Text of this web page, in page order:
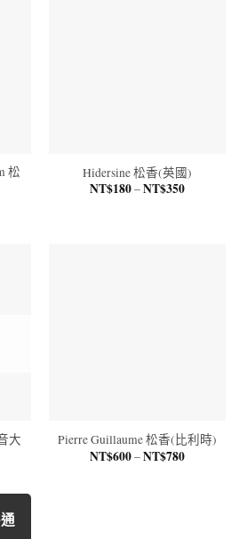
松
Hidersine 松香(英國)
NT$180–NT$350
大
Pierre Guillaume 松香(比利時)
NT$600–NT$780